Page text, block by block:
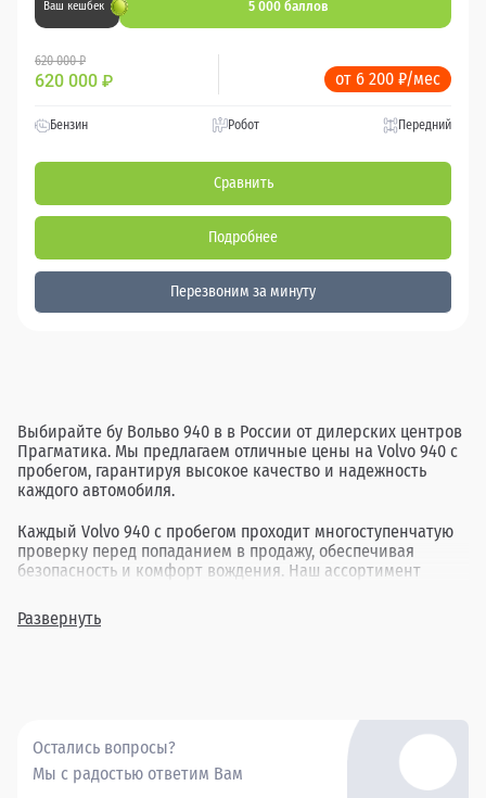
Ваш кешбек 5 000 баллов
620 000 ₽
620 000 ₽ от 6 200 ₽/мес
Бензин Робот Передний
Сравнить
Подробнее
Перезвоним за минуту
Выбирайте бу Вольво 940 в в России от дилерских центров
Прагматика. Мы предлагаем отличные цены на Volvo 940 с
пробегом, гарантируя высокое качество и надежность
каждого автомобиля.
Каждый Volvo 940 с пробегом проходит многоступенчатую
проверку перед попаданием в продажу, обеспечивая
безопасность и комфорт вождения. Наш ассортимент
позволяя найти идеальный вариант для каждого клиента.
Развернуть
Остались вопросы?
Мы с радостью ответим Вам